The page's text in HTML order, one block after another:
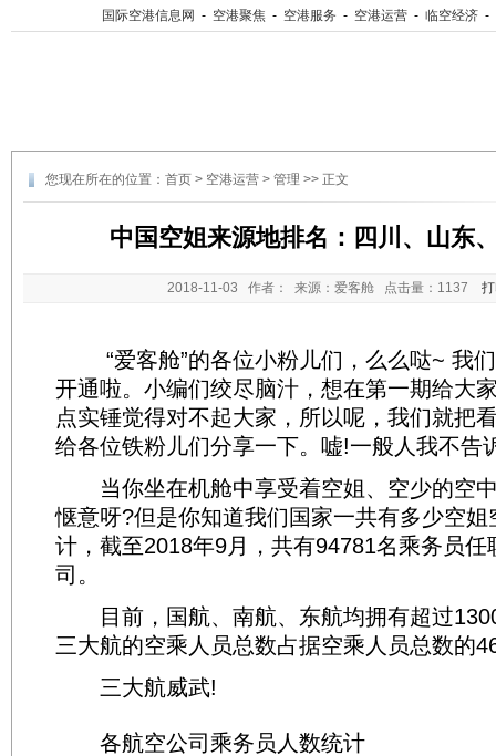
国际空港信息网 - 空港聚焦 - 空港服务 - 空港运营 - 临空经济 -
您现在所在的位置： 首页 > 空港运营 > 管理 >> 正文
中国空姐来源地排名：四川、山东
2018-11-03 作者： 来源：爱客舱 点击量： 1137
“爱客舱”的各位小粉儿们，么么哒~ 我们
开通啦。小编们绞尽脑汁，想在第一期给大
点实锤觉得对不起大家，所以呢，我们就把
给各位铁粉儿们分享一下。嘘!一般人我不告
当你坐在机舱中享受着空姐、空少的空
惬意呀?但是你知道我们国家一共有多少空
计，截至2018年9月，共有94781名乘务员任
司。
目前，国航、南航、东航均拥有超过
三大航的空乘人员总数占据空乘人员总数的
三大航威武!
各航空公司乘务员人数统计